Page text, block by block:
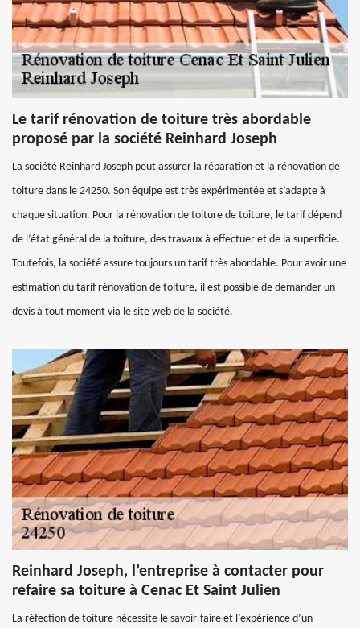
Le tarif rénovation de toiture très abordable
proposé par la société Reinhard Joseph
La société Reinhard Joseph peut assurer la réparation et la rénovation de
toiture dans le 24250. Son équipe est très expérimentée et s’adapte à
chaque situation. Pour la rénovation de toiture de toiture, le tarif dépend
de l’état général de la toiture, des travaux à effectuer et de la superficie.
Toutefois, la société assure toujours un tarif très abordable. Pour avoir une
estimation du tarif rénovation de toiture, il est possible de demander un
devis à tout moment via le site web de la société.
Reinhard Joseph, l’entreprise à contacter pour
refaire sa toiture à Cenac Et Saint Julien
La réfection de toiture nécessite le savoir-faire et l’expérience d’un